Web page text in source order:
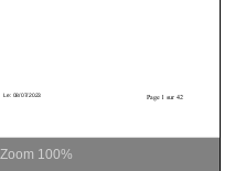
Zoom 100%